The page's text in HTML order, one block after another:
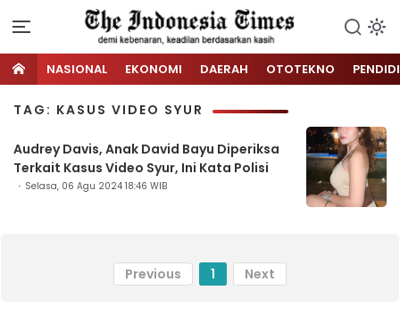
NASIONAL EKONOMI DAERAH OTOTEKNO
TAG: KASUS VIDEO SYUR
Audrey Davis, Anak David Bayu Diperiksa
Terkait Kasus Video Syur, Ini Kata Polisi
Selasa, 06 Agu 2024 18:46 WIB
Previous 1 Next